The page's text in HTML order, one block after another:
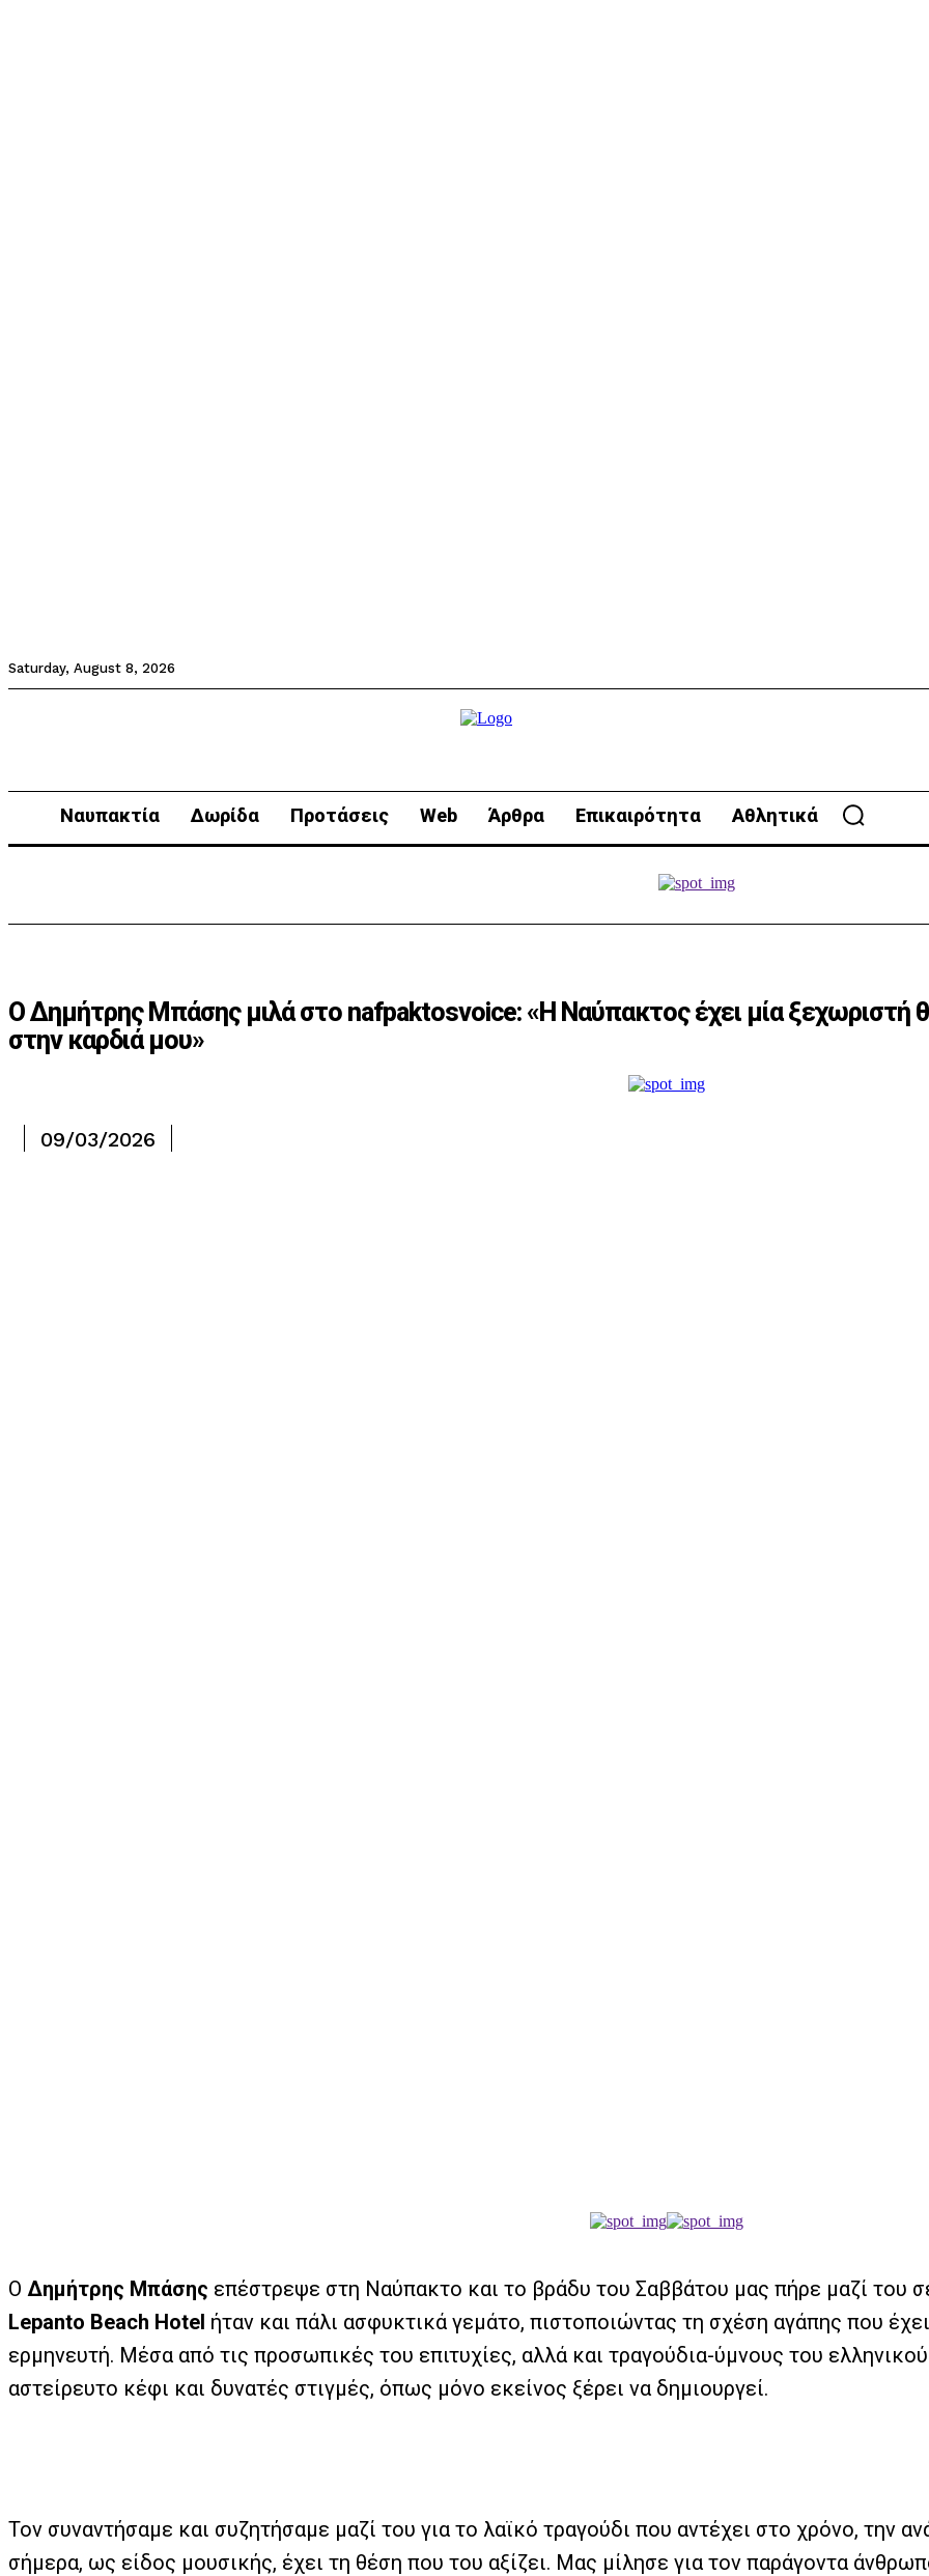
Saturday, August 8, 2026
Ναυπακτία Δωρίδα Προτάσεις Web Άρθρα Επικαιρότητα Αθλητικά
Ο Δημήτρης Μπάσης μιλά στο nafpaktosvoice: «Η Ναύπακτος έχει μία ξεχωριστή
στην καρδιά μου»
09/03/2026
Ο Δημήτρης Μπάσης επέστρεψε στη Ναύπακτο και το βράδυ του Σαββάτου μας πήρε μαζί του
Lepanto Beach Hotel ήταν και πάλι ασφυκτικά γεμάτο, πιστοποιώντας τη σχέση αγάπης που
ερμηνευτή. Μέσα από τις προσωπικές του επιτυχίες, αλλά και τραγούδια-ύμνους του
αστείρευτο κέφι και δυνατές στιγμές, όπως μόνο εκείνος ξέρει να δημιουργεί.
Τον συναντήσαμε και συζητήσαμε μαζί του για το λαϊκό τραγούδι που αντέχει στο χρόνο, την
σήμερα, ως είδος μουσικής, έχει τη θέση που του αξίζει. Μας μίλησε για τον παράγοντα